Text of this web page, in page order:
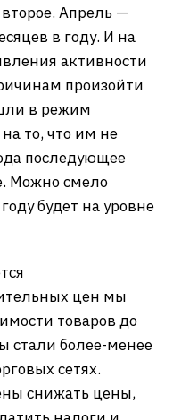
Апрель —
в году. И на
активности
произойти
в режим
то, что им не
последующее
Можно смело
будет на уровне
цен мы
товаров до
стали более-менее
сетях.
снижать цены,